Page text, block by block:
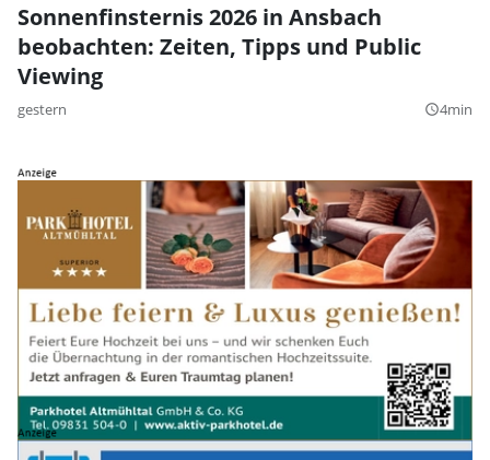
Sonnenfinsternis 2026 in Ansbach
beobachten: Zeiten, Tipps und Public
Viewing
gestern query_builder4min